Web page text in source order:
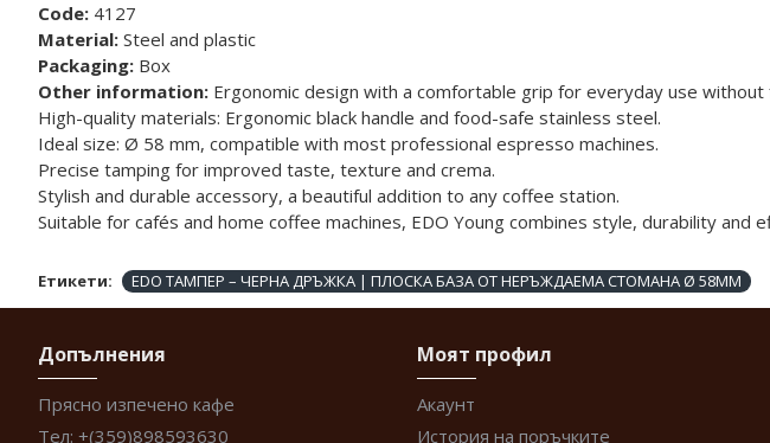
Code: 4127
Material: Steel and plastic
Packaging: Box
Other information: Ergonomic design with a comfortable grip for everyday use without
High-quality materials: Ergonomic black handle and food-safe stainless steel.
Ideal size: Ø 58 mm, compatible with most professional espresso machines.
Precise tamping for improved taste, texture and crema.
Stylish and durable accessory, a beautiful addition to any coffee station.
Suitable for cafés and home coffee machines, EDO Young combines style, durability and
Етикети: EDO ТАМПЕР – ЧЕРНА ДРЪЖКА | ПЛОСКА БАЗА ОТ НЕРЪЖДАЕМА СТОМАНА Ø 58MM
Допълнения
Прясно изпечено кафе
Тел: +(359)898593630
Моят профил
Акаунт
История на поръчките